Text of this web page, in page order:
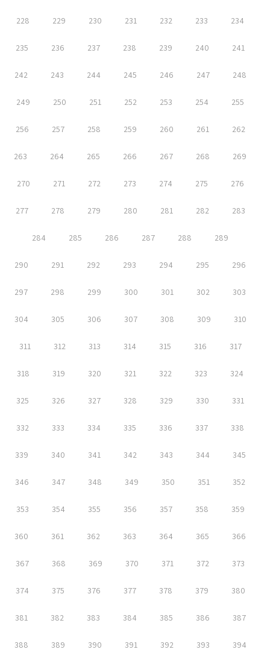
228 229 230 231 232 233 234
235 236 237 238 239 240 241
242 243 244 245 246 247 248
249 250 251 252 253 254 255
256 257 258 259 260 261 262
263 264 265 266 267 268 269
270 271 272 273 274 275 276
277 278 279 280 281 282 283
284 285 286 287 288 289
290 291 292 293 294 295 296
297 298 299 300 301 302 303
304 305 306 307 308 309 310
311 312 313 314 315 316 317
318 319 320 321 322 323 324
325 326 327 328 329 330 331
332 333 334 335 336 337 338
339 340 341 342 343 344 345
346 347 348 349 350 351 352
353 354 355 356 357 358 359
360 361 362 363 364 365 366
367 368 369 370 371 372 373
374 375 376 377 378 379 380
381 382 383 384 385 386 387
388 389 390 391 392 393 394